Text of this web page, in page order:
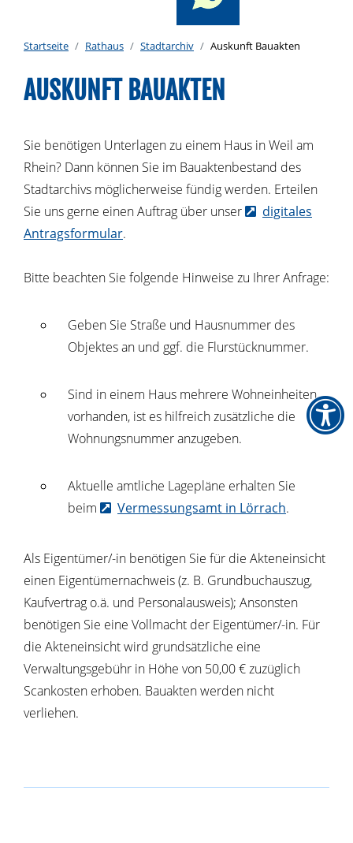
Startseite Rathaus Stadtarchiv Auskunft Bauakten
AUSKUNFT BAUAKTEN
Sie benötigen Unterlagen zu einem Haus in Weil am
Rhein? Dann können Sie im Bauaktenbestand des
Stadtarchivs möglicherweise fündig werden. Erteilen
Sie uns gerne einen Auftrag über unser
digitales
Antragsformular.
Bitte beachten Sie folgende Hinweise zu Ihrer Anfrage:
Geben Sie Straße und Hausnummer des
Objektes an und ggf. die Flurstücknummer.
Sind in einem Haus mehrere Wohneinheiten
vorhanden, ist es hilfreich zusätzliche die
Wohnungsnummer anzugeben.
Aktuelle amtliche Lagepläne erhalten Sie
beim
Vermessungsamt in Lörrach.
Als Eigentümer/-in benötigen Sie für die Akteneinsicht
einen Eigentümernachweis (z. B. Grundbuchauszug,
Kaufvertrag o.ä. und Personalausweis); Ansonsten
benötigen Sie eine Vollmacht der Eigentümer/-in. Für
die Akteneinsicht wird grundsätzliche eine
Verwaltungsgebühr in Höhe von 50,00 € zuzüglich
Scankosten erhoben. Bauakten werden nicht
verliehen.